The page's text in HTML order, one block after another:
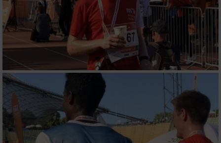
Messung der Werbeleistung
Messung der Performance von Inhalten
Analyse von Zielgruppen durch Statistiken
oder Kombinationen von Daten aus
verschiedenen Quellen
Entwicklung und Verbesserung der Angebote
Verwendung reduzierter Daten zur Auswahl